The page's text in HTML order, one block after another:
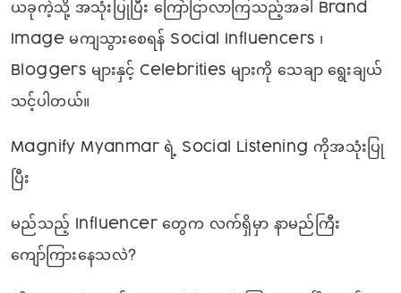
ယခုကဲ့သို့ အသုံးပြုပြီး ကြော်ငြာလာကြသည့်အခါ Brand
Image မကျသွားစေရန် Social Influencers ၊
Bloggers များနှင့် Celebrities များကို သေချာ ရွေးချယ်
သင့်ပါတယ်။
Magnify Myanmar ရဲ့ Social Listening ကိုအသုံးပြု
ပြီး
မည်သည့် Influencer တွေက လက်ရှိမှာ နာမည်ကြီး
ကျော်ကြား‌နေသလဲ?